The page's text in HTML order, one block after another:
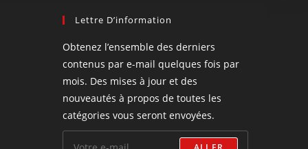
Lettre D’information
Obtenez l’ensemble des derniers
contenus par e-mail quelques fois par
mois. Des mises à jour et des
nouveautés à propos de toutes les
catégories vous seront envoyées.